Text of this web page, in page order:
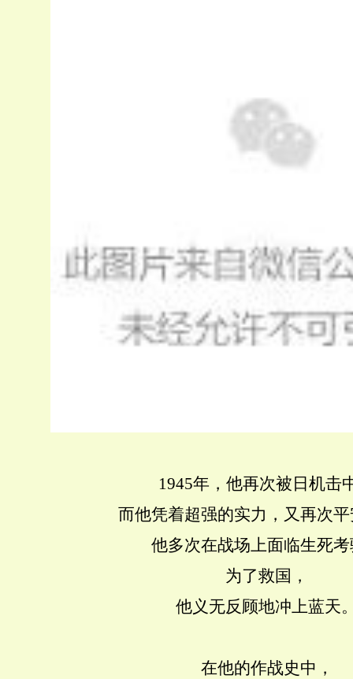
1945年，他再次被日机击
而他凭着超强的实力，又再次
他多次在战场上面临生死
为了救国，
他义无反顾地冲上蓝天
在他的作战史中，